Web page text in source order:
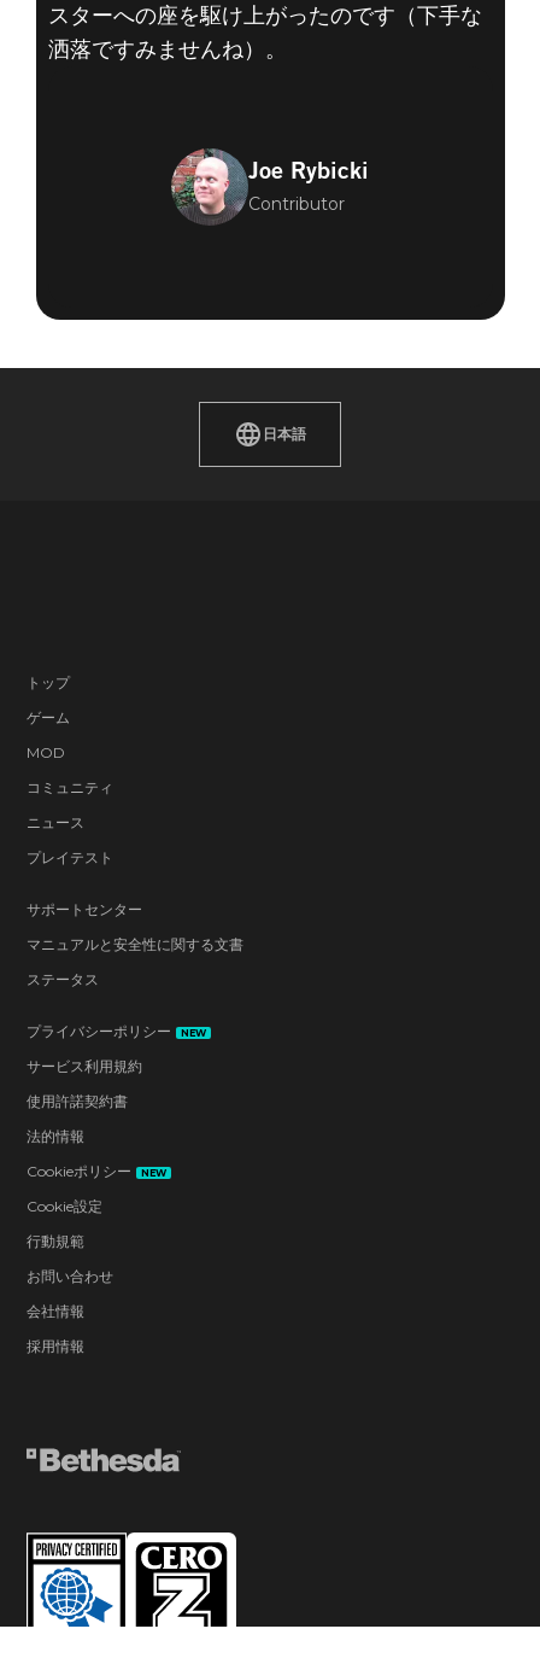
スターへの座を駆け上がったのです（下手な
洒落ですみませんね）。
Joe Rybicki
Contributor
日本語
トップ
ゲーム
MOD
コミュニティ
ニュース
プレイテスト
サポートセンター
マニュアルと安全性に関する文書
ステータス
プライバシーポリシー NEW
サービス利用規約
使用許諾契約書
法的情報
Cookieポリシー
NEW
Cookie設定
行動規範
お問い合わせ
会社情報
採用情報